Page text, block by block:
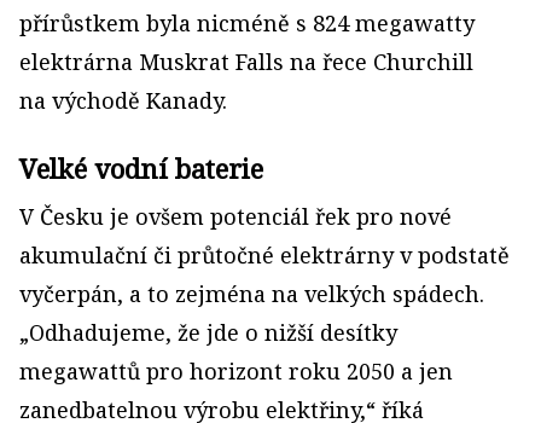
přírůstkem byla nicméně s 824 megawatty
elektrárna Muskrat Falls na řece Churchill
na východě Kanady.
Velké vodní baterie
V Česku je ovšem potenciál řek pro nové
akumulační či průtočné elektrárny v podstatě
vyčerpán, a to zejména na velkých spádech.
„Odhadujeme, že jde o nižší desítky
megawattů pro horizont roku 2050 a jen
zanedbatelnou výrobu elektřiny,“ říká